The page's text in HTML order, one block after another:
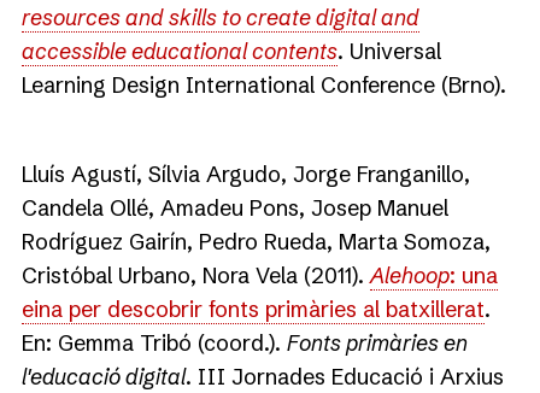
resources and skills to create digital and
accessible educational contents. Universal
Learning Design International Conference (Brno).
Lluís Agustí, Sílvia Argudo, Jorge Franganillo,
Candela Ollé, Amadeu Pons, Josep Manuel
Rodríguez Gairín, Pedro Rueda, Marta Somoza,
Cristóbal Urbano, Nora Vela (2011).Alehoop: una
eina per descobrir fonts primàries al batxillerat.
En: Gemma Tribó (coord.). Fonts primàries en
l'educació digital. III Jornades Educació i Arxius